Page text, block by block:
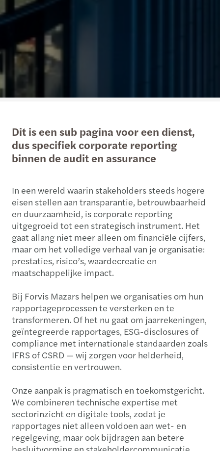
Dit is een sub pagina voor een dienst,
dus specifiek corporate reporting
binnen de audit en assurance
In een wereld waarin stakeholders steeds hogere
eisen stellen aan transparantie, betrouwbaarheid
en duurzaamheid, is corporate reporting
uitgegroeid tot een strategisch instrument. Het
gaat allang niet meer alleen om financiële cijfers,
maar om het volledige verhaal van je organisatie:
prestaties, risico’s, waardecreatie en
maatschappelijke impact.
Bij Forvis Mazars helpen we organisaties om hun
rapportageprocessen te versterken en te
transformeren. Of het nu gaat om jaarrekeningen,
geïntegreerde rapportages, ESG-disclosures of
compliance met internationale standaarden zoals
IFRS of CSRD — wij zorgen voor helderheid,
consistentie en vertrouwen.
Onze aanpak is pragmatisch en toekomstgericht.
We combineren technische expertise met
sectorinzicht en digitale tools, zodat je
rapportages niet alleen voldoen aan wet- en
regelgeving, maar ook bijdragen aan betere